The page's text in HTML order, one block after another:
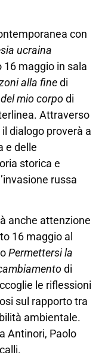
con
ucraina
16 maggio in sala
alla finedi
mio corpodi
Attraverso
dialogo proverà a
e delle
storica e
russa
anche attenzione
16 maggio al
Permettersi la
di
le riflessioni
sul rapporto tra
ambientale.
Antinori, Paolo